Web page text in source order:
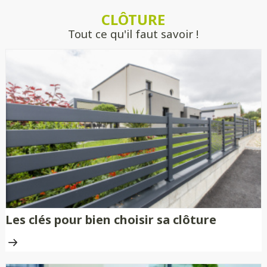
engagement.CLÔTURE
Tout ce qu'il faut savoir !
Les clés pour bien choisir sa clôture